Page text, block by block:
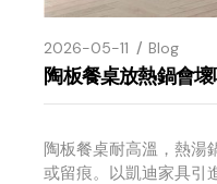
2026-05-11 Blog
陶板餐桌耐高溫，熱湯
或留痕。以凱迪家具引